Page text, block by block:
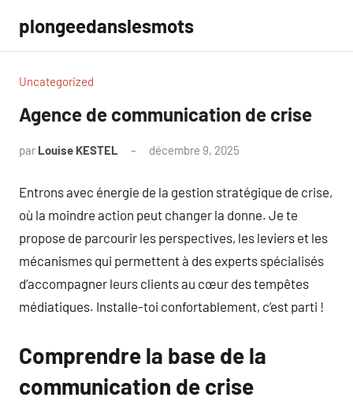
contenu
plongeedanslesmots
Uncategorized
Agence de communication de crise
par Louise KESTEL décembre 9, 2025
Entrons avec énergie de la gestion stratégique de crise,
où la moindre action peut changer la donne. Je te
propose de parcourir les perspectives, les leviers et les
mécanismes qui permettent à des experts spécialisés
d’accompagner leurs clients au cœur des tempêtes
médiatiques. Installe-toi confortablement, c’est parti !
Comprendre la base de la
communication de crise